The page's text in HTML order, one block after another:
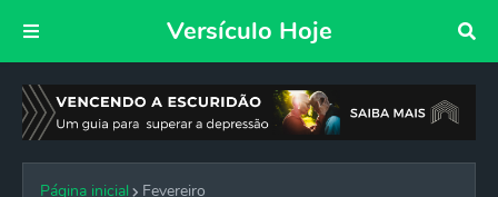
Versículo Hoje
Página inicial Fevereiro